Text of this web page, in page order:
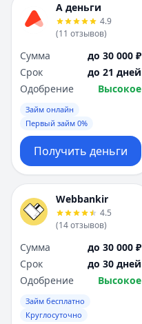
А деньги
4.9
(11 отзывов)
Сумма
до 30 000 ₽
Срок
до 21 дней
Одобрение
Высокое
Займ онлайн
Первый займ 0%
Получить деньги
Webbankir
4.5
(14отзывов)
Сумма
до 30 000 ₽
Срок
до 30 дней
Одобрение
Высокое
Займ бесплатно
Круглосуточно